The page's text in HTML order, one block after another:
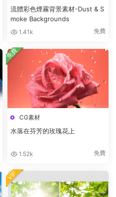
流體彩色煙霧背景素材-Dust & S
moke Backgrounds
1.41k 免費
CG素材
水落在芬芳的玫瑰花上
1.52k 免費
免費
VIP